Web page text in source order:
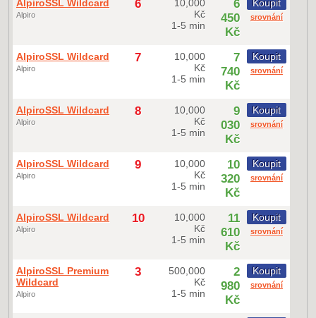
AlpiroSSL Wildcard
Alpiro
6
10,000
Kč
1-5 min
6
450
Kč
Koupit
srovnání
AlpiroSSL Wildcard
Alpiro
7
10,000
Kč
1-5 min
7
740
Kč
Koupit
srovnání
AlpiroSSL Wildcard
Alpiro
8
10,000
Kč
1-5 min
9
030
Kč
Koupit
srovnání
AlpiroSSL Wildcard
Alpiro
9
10,000
Kč
1-5 min
10
320
Kč
Koupit
srovnání
AlpiroSSL Wildcard
Alpiro
10
10,000
Kč
1-5 min
11
610
Kč
Koupit
srovnání
AlpiroSSL Premium
Wildcard
Alpiro
3
500,000
Kč
1-5 min
2
980
Kč
Koupit
srovnání